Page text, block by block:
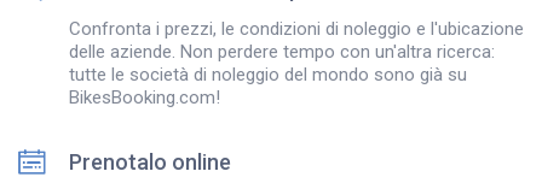
Confronta i prezzi, le condizioni di noleggio e l'ubicazione
delle aziende. Non perdere tempo con un'altra ricerca:
tutte le società di noleggio del mondo sono già su
BikesBooking.com!
Prenotalo online